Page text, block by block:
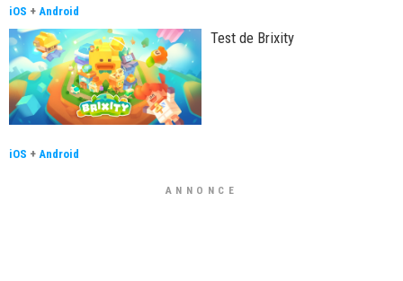
iOS + Android
Test de Brixity
iOS + Android
ANNONCE